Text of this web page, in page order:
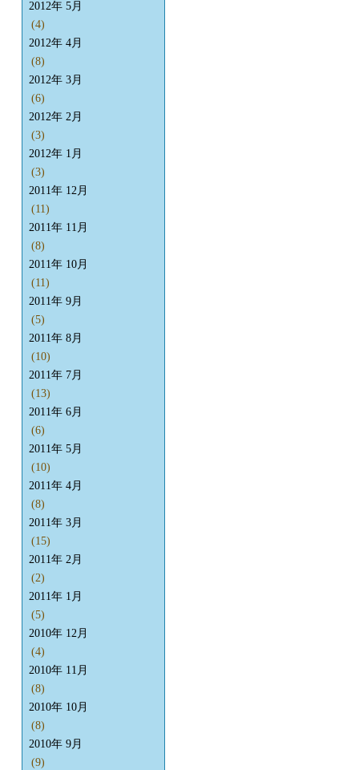
2012年 5月
(4)
2012年 4月
(8)
2012年 3月
(6)
2012年 2月
(3)
2012年 1月
(3)
2011年 12月
(11)
2011年 11月
(8)
2011年 10月
(11)
2011年 9月
(5)
2011年 8月
(10)
2011年 7月
(13)
2011年 6月
(6)
2011年 5月
(10)
2011年 4月
(8)
2011年 3月
(15)
2011年 2月
(2)
2011年 1月
(5)
2010年 12月
(4)
2010年 11月
(8)
2010年 10月
(8)
2010年 9月
(9)